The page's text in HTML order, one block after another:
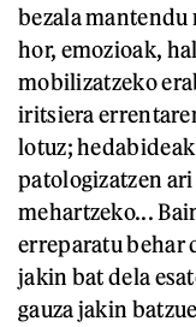
bezala
hor, emozioak,
mobilizatzeko
iritsiera
lotuz;
patologizatzen
mehartzeko...
erreparatu behar
jakin bat dela
gauza jakin